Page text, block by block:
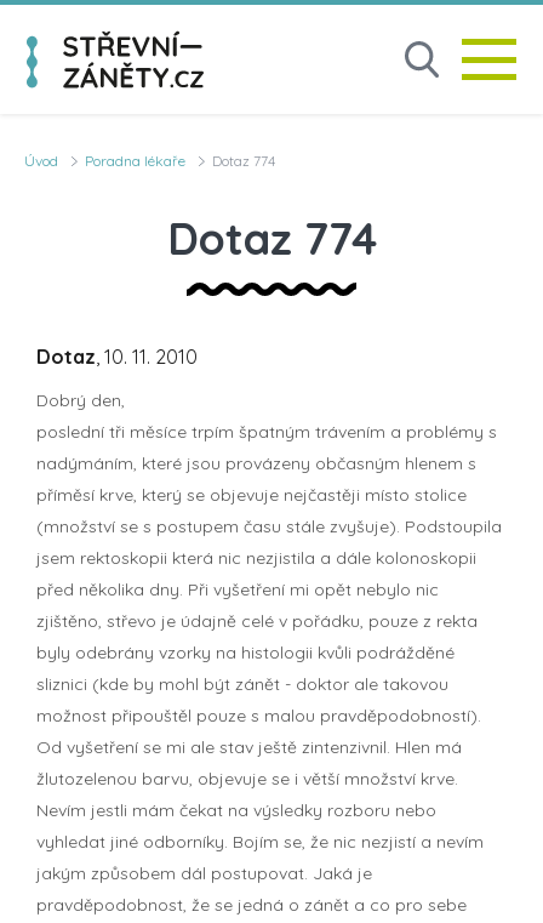
Úvod Poradna lékaře Dotaz 774
Dotaz 774
Dotaz, 10. 11. 2010
Dobrý den,
poslední tři měsíce trpím špatným trávením a problémy s
nadýmáním, které jsou provázeny občasným hlenem s
příměsí krve, který se objevuje nejčastěji místo stolice
(množství se s postupem času stále zvyšuje). Podstoupila
jsem rektoskopii která nic nezjistila a dále kolonoskopii
před několika dny. Při vyšetření mi opět nebylo nic
zjištěno, střevo je údajně celé v pořádku, pouze z rekta
byly odebrány vzorky na histologii kvůli podrážděné
sliznici (kde by mohl být zánět - doktor ale takovou
možnost připouštěl pouze s malou pravděpodobností).
Od vyšetření se mi ale stav ještě zintenzivnil. Hlen má
žlutozelenou barvu, objevuje se i větší množství krve.
Nevím jestli mám čekat na výsledky rozboru nebo
vyhledat jiné odborníky. Bojím se, že nic nezjistí a nevím
jakým způsobem dál postupovat. Jaká je
pravděpodobnost, že se jedná o zánět a co pro sebe